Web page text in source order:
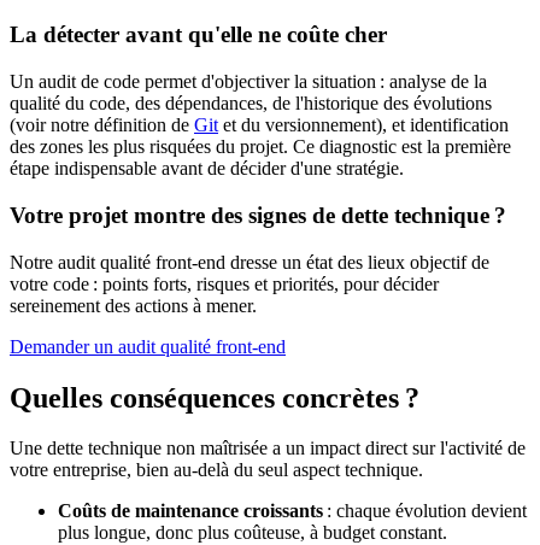
La détecter avant qu'elle ne coûte cher
Un audit de code permet d'objectiver la situation : analyse de la
qualité du code, des dépendances, de l'historique des évolutions
(voir notre définition de Git et du versionnement), et identification
des zones les plus risquées du projet. Ce diagnostic est la première
étape indispensable avant de décider d'une stratégie.
Votre projet montre des signes de dette technique ?
Notre audit qualité front-end dresse un état des lieux objectif de
votre code : points forts, risques et priorités, pour décider
sereinement des actions à mener.
Demander un audit qualité front-end
Quelles conséquences concrètes ?
Une dette technique non maîtrisée a un impact direct sur l'activité de
votre entreprise, bien au-delà du seul aspect technique.
Coûts de maintenance croissants : chaque évolution devient
plus longue, donc plus coûteuse, à budget constant.